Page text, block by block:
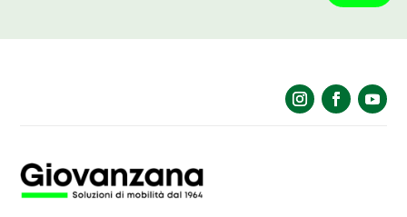
Richiesta inviata con successo.
La richiesta non è stata inviata, la
preghiamo di riprovare.